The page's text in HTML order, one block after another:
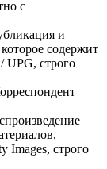
с
и
содержит
UPG, строго
Images, строго